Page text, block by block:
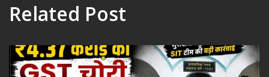
Related Post